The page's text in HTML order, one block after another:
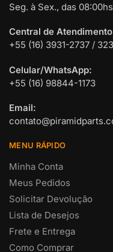
Seg. à Sex., das
Central de
+55 (16) 3931-2737 /
Celular/WhatsApp:
+55 (16) 98844-1173
Email:
MENU RÁPIDO
Minha Conta
Meus Pedidos
Solicitar Devolução
Lista de Desejos
Frete e Entrega
Como Comprar